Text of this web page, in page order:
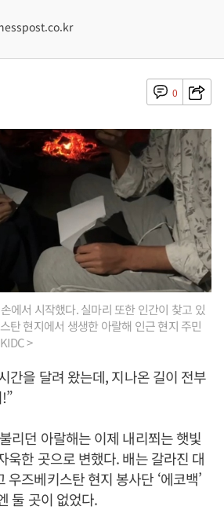
0
에서 시작했다. 실마리 또한 인간이 찾고 있
탄 현지에서 생생한 아랄해 인근 현지 주민
>
간을 달려 왔는데, 지나온 길이 전부
리던 아랄해는 이제 내리쬐는 햇빛
욱한 곳으로 변했다. 배는 갈라진 대
우즈베키스탄 현지 봉사단 ‘에코백’
둘 곳이 없었다.